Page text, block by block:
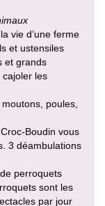
vie d’une ferme
et ustensiles
et grands
les
poules,
Boudin vous
3 déambulations
perroquets
sont les
par jour